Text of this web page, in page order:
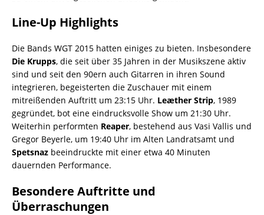
Line-Up Highlights
Die Bands WGT 2015 hatten einiges zu bieten. Insbesondere
Die Krupps, die seit über 35 Jahren in der Musikszene aktiv
sind und seit den 90ern auch Gitarren in ihren Sound
integrieren, begeisterten die Zuschauer mit einem
mitreißenden Auftritt um 23:15 Uhr. Leæther Strip, 1989
gegründet, bot eine eindrucksvolle Show um 21:30 Uhr.
Weiterhin performten Reaper, bestehend aus Vasi Vallis und
Gregor Beyerle, um 19:40 Uhr im Alten Landratsamt und
Spetsnaz beeindruckte mit einer etwa 40 Minuten
dauernden Performance.
Besondere Auftritte und
Überraschungen